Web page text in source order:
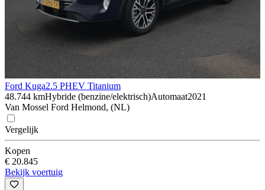
Ford Kuga2.5 PHEV Titanium
48.744 kmHybride (benzine/elektrisch)Automaat2021
Van Mossel Ford Helmond, (NL)
Vergelijk
Kopen
€ 20.845
Bekijk voertuig